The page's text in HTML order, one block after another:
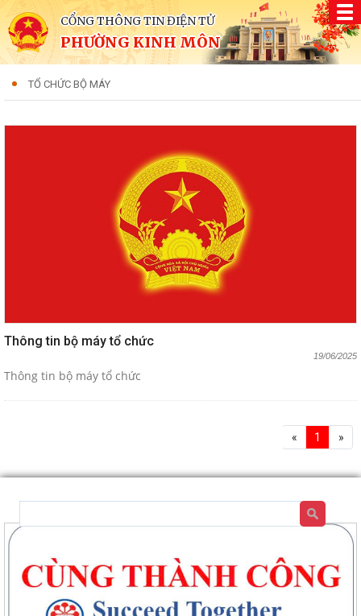
CỔNG THÔNG TIN ĐIỆN TỬ
PHƯỜNG KINH MÔN
TỔ CHỨC BỘ MÁY
Thông tin bộ máy tổ chức
19/06/2025
Thông tin bộ máy tổ chức
« 1 »